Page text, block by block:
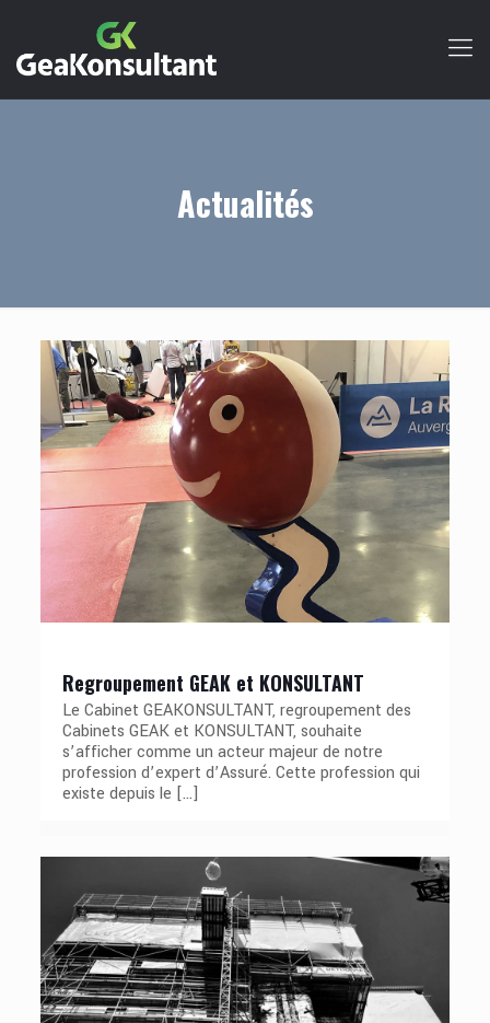
Actualités
Regroupement GEAK et KONSULTANT
Le Cabinet GEAKONSULTANT, regroupement des
Cabinets GEAK et KONSULTANT, souhaite
s’afficher comme un acteur majeur de notre
profession d’expert d’Assuré. Cette profession qui
existe depuis le […]